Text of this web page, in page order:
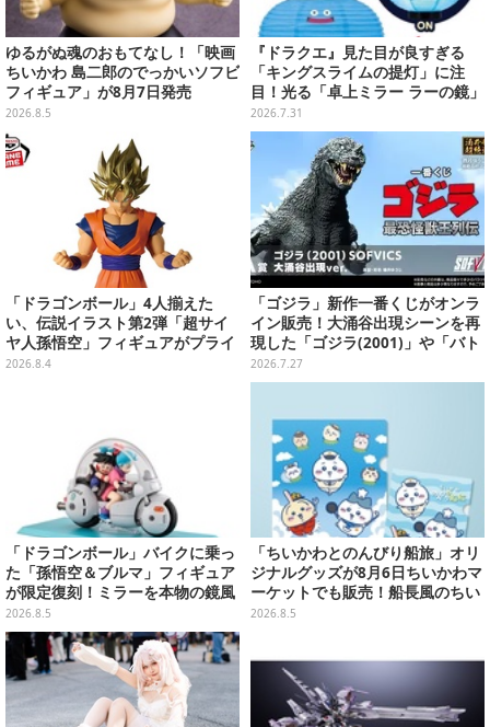
ゆるがぬ魂のおもてなし！「映画
ちいかわ 島二郎のでっかいソフビ
フィギュア」が8月7日発売
2026.8.5
『ドラクエ』見た目が良すぎる
「キングスライムの提灯」に注
目！光る「卓上ミラー ラーの鏡」
ほか6プライズが8月順次展開
2026.7.31
「ドラゴンボール」4人揃えた
い、伝説イラスト第2弾「超サイ
ヤ人孫悟空」フィギュアがプライ
ズ展開！ビッグサイズの「筋斗
2026.8.4
「ゴジラ」新作一番くじがオンラ
イン販売！大涌谷出現シーンを再
現した「ゴジラ(2001)」や「バト
ラ(幼虫)」など4体の迫力フィギュ
ア
2026.7.27
「ドラゴンボール」バイクに乗っ
た「孫悟空＆ブルマ」フィギュア
が限定復刻！ミラーを本物の鏡風
や、ブルマの目元が映りこむ描写
にできるステッカーを収録
2026.8.5
「ちいかわとのんびり船旅」オリ
ジナルグッズが8月6日ちいかわマ
ーケットでも販売！船長風のちい
かわやセイレーンたちをデザイン
2026.8.5